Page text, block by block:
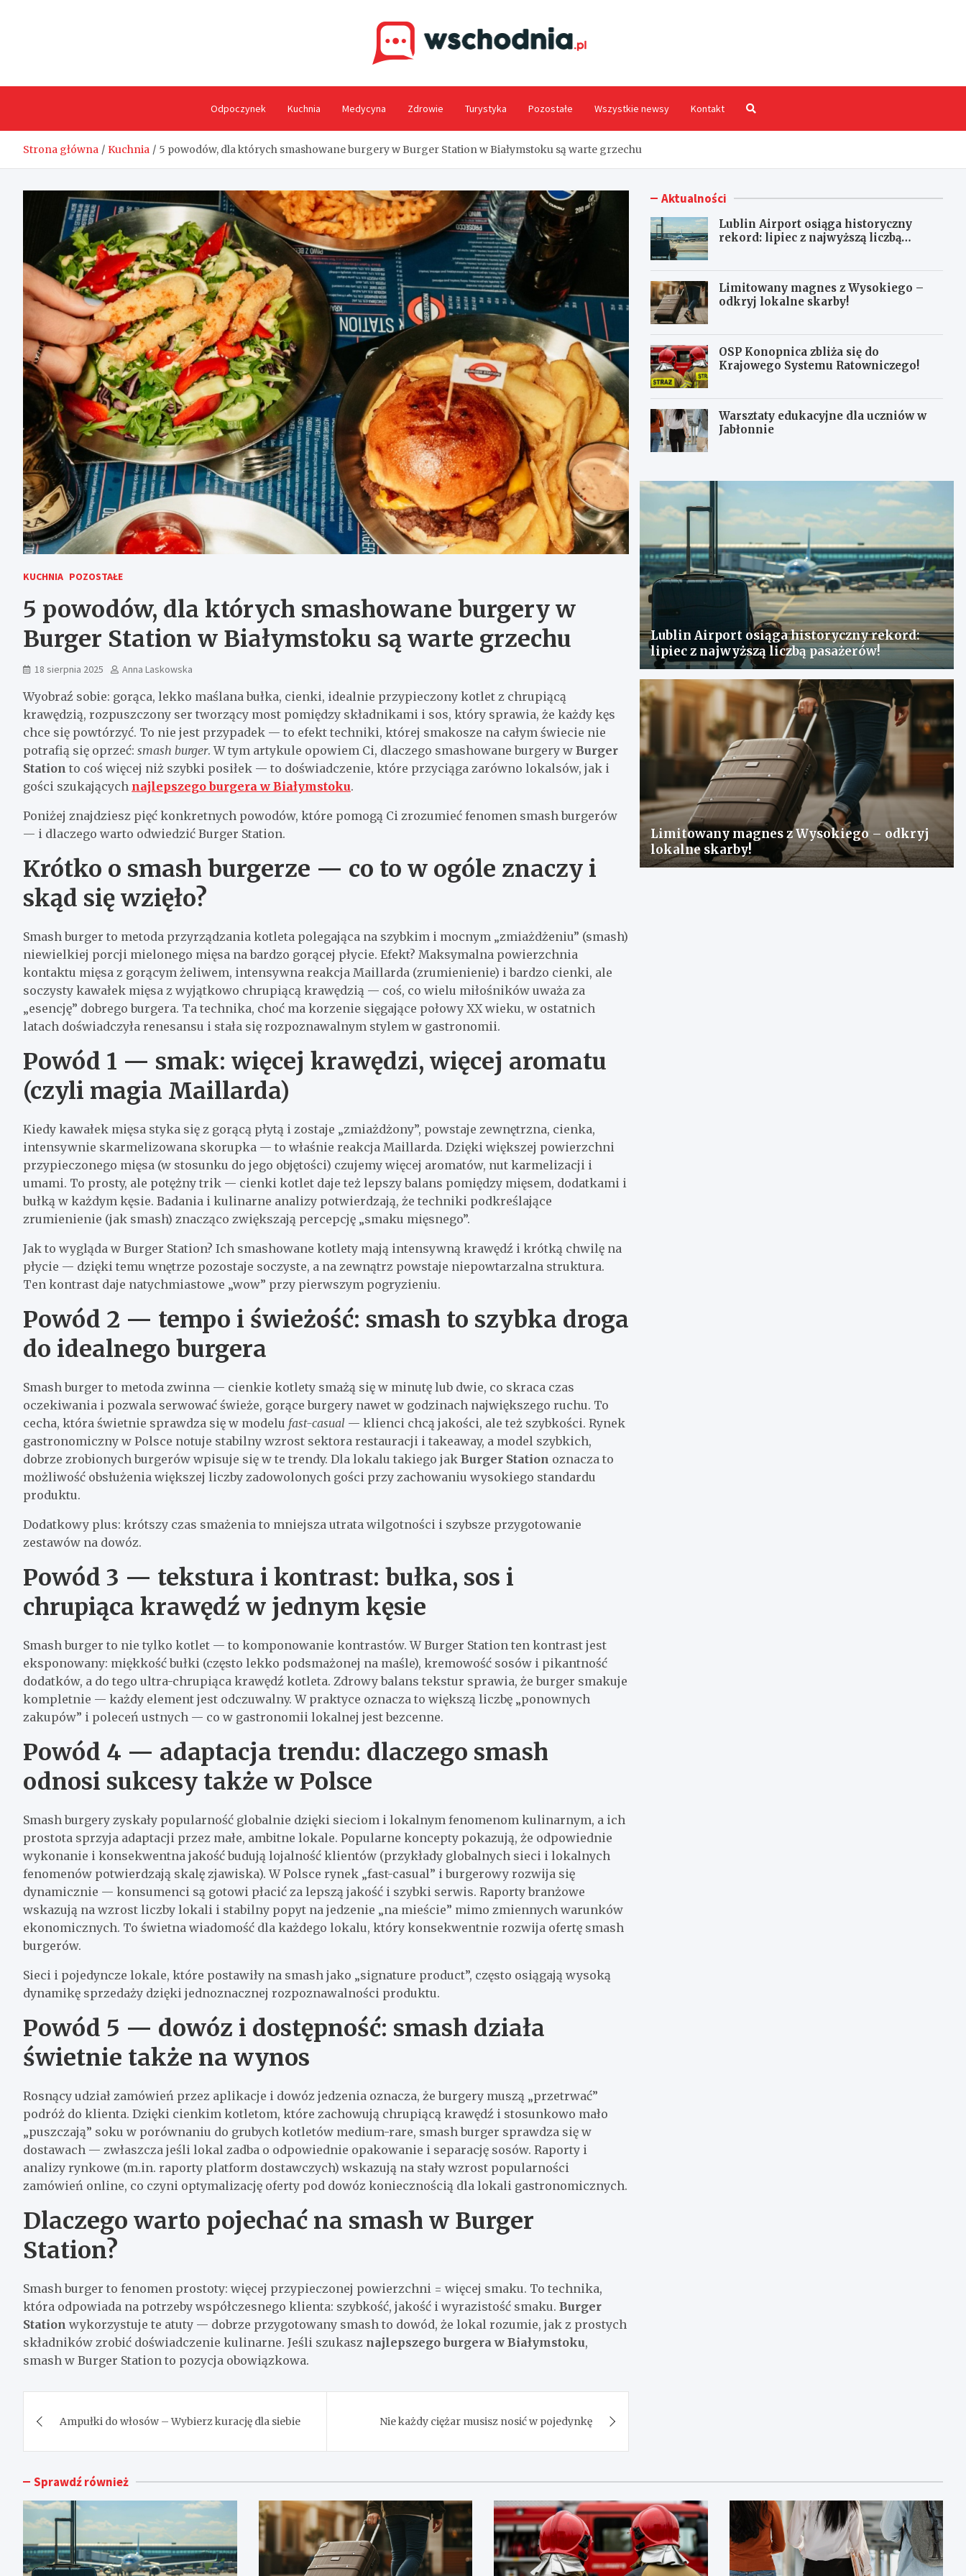
Odpoczynek Kuchnia Medycyna Zdrowie Turystyka Pozostałe Wszystkie newsy Kontakt
Strona główna Kuchnia 5 powodów, dla których smashowane burgery w Burger Station w Białymstoku są warte grzechu
KUCHNIA POZOSTAŁE
5 powodów, dla których smashowane burgery w
Burger Station w Białymstoku są warte grzechu
18 sierpnia 2025 Anna Laskowska
Wyobraź sobie: gorąca, lekko maślana bułka, cienki, idealnie przypieczony kotlet z chrupiącą
krawędzią, rozpuszczony ser tworzący most pomiędzy składnikami i sos, który sprawia, że każdy kęs
chce się powtórzyć. To nie jest przypadek — to efekt techniki, której smakosze na całym świecie nie
potrafią się oprzeć: smash burger. W tym artykule opowiem Ci, dlaczego smashowane burgery w Burger
Station to coś więcej niż szybki posiłek — to doświadczenie, które przyciąga zarówno lokalsów, jak i
gości szukających najlepszego burgera w Białymstoku.
Poniżej znajdziesz pięć konkretnych powodów, które pomogą Ci zrozumieć fenomen smash burgerów
— i dlaczego warto odwiedzić Burger Station.
Krótko o smash burgerze — co to w ogóle znaczy i
skąd się wzięło?
Smash burger to metoda przyrządzania kotleta polegająca na szybkim i mocnym „zmiażdżeniu” (smash)
niewielkiej porcji mielonego mięsa na bardzo gorącej płycie. Efekt? Maksymalna powierzchnia
kontaktu mięsa z gorącym żeliwem, intensywna reakcja Maillarda (zrumienienie) i bardzo cienki, ale
soczysty kawałek mięsa z wyjątkowo chrupiącą krawędzią — coś, co wielu miłośników uważa za
„esencję” dobrego burgera. Ta technika, choć ma korzenie sięgające połowy XX wieku, w ostatnich
latach doświadczyła renesansu i stała się rozpoznawalnym stylem w gastronomii.
Powód 1 — smak: więcej krawędzi, więcej aromatu
(czyli magia Maillarda)
Kiedy kawałek mięsa styka się z gorącą płytą i zostaje „zmiażdżony”, powstaje zewnętrzna, cienka,
intensywnie skarmelizowana skorupka — to właśnie reakcja Maillarda. Dzięki większej powierzchni
przypieczonego mięsa (w stosunku do jego objętości) czujemy więcej aromatów, nut karmelizacji i
umami. To prosty, ale potężny trik — cienki kotlet daje też lepszy balans pomiędzy mięsem, dodatkami i
bułką w każdym kęsie. Badania i kulinarne analizy potwierdzają, że techniki podkreślające
zrumienienie (jak smash) znacząco zwiększają percepcję „smaku mięsnego”.
Jak to wygląda w Burger Station? Ich smashowane kotlety mają intensywną krawędź i krótką chwilę na
płycie — dzięki temu wnętrze pozostaje soczyste, a na zewnątrz powstaje niepowtarzalna struktura.
Ten kontrast daje natychmiastowe „wow” przy pierwszym pogryzieniu.
Powód 2 — tempo i świeżość: smash to szybka droga
do idealnego burgera
Smash burger to metoda zwinna — cienkie kotlety smażą się w minutę lub dwie, co skraca czas
oczekiwania i pozwala serwować świeże, gorące burgery nawet w godzinach największego ruchu. To
cecha, która świetnie sprawdza się w modelu fast-casual — klienci chcą jakości, ale też szybkości. Rynek
gastronomiczny w Polsce notuje stabilny wzrost sektora restauracji i takeaway, a model szybkich,
dobrze zrobionych burgerów wpisuje się w te trendy. Dla lokalu takiego jak Burger Station oznacza to
możliwość obsłużenia większej liczby zadowolonych gości przy zachowaniu wysokiego standardu
produktu.
Dodatkowy plus: krótszy czas smażenia to mniejsza utrata wilgotności i szybsze przygotowanie
zestawów na dowóz.
Powód 3 — tekstura i kontrast: bułka, sos i
chrupiąca krawędź w jednym kęsie
Smash burger to nie tylko kotlet — to komponowanie kontrastów. W Burger Station ten kontrast jest
eksponowany: miękkość bułki (często lekko podsmażonej na maśle), kremowość sosów i pikantność
dodatków, a do tego ultra-chrupiąca krawędź kotleta. Zdrowy balans tekstur sprawia, że burger smakuje
kompletnie — każdy element jest odczuwalny. W praktyce oznacza to większą liczbę „ponownych
zakupów” i poleceń ustnych — co w gastronomii lokalnej jest bezcenne.
Powód 4 — adaptacja trendu: dlaczego smash
odnosi sukcesy także w Polsce
Smash burgery zyskały popularność globalnie dzięki sieciom i lokalnym fenomenom kulinarnym, a ich
prostota sprzyja adaptacji przez małe, ambitne lokale. Popularne koncepty pokazują, że odpowiednie
wykonanie i konsekwentna jakość budują lojalność klientów (przykłady globalnych sieci i lokalnych
fenomenów potwierdzają skalę zjawiska). W Polsce rynek „fast-casual” i burgerowy rozwija się
dynamicznie — konsumenci są gotowi płacić za lepszą jakość i szybki serwis. Raporty branżowe
wskazują na wzrost liczby lokali i stabilny popyt na jedzenie „na mieście” mimo zmiennych warunków
ekonomicznych. To świetna wiadomość dla każdego lokalu, który konsekwentnie rozwija ofertę smash
burgerów.
Sieci i pojedyncze lokale, które postawiły na smash jako „signature product”, często osiągają wysoką
dynamikę sprzedaży dzięki jednoznacznej rozpoznawalności produktu.
Powód 5 — dowóz i dostępność: smash działa
świetnie także na wynos
Rosnący udział zamówień przez aplikacje i dowóz jedzenia oznacza, że burgery muszą „przetrwać”
podróż do klienta. Dzięki cienkim kotletom, które zachowują chrupiącą krawędź i stosunkowo mało
„puszczają” soku w porównaniu do grubych kotletów medium-rare, smash burger sprawdza się w
dostawach — zwłaszcza jeśli lokal zadba o odpowiednie opakowanie i separację sosów. Raporty i
analizy rynkowe (m.in. raporty platform dostawczych) wskazują na stały wzrost popularności
zamówień online, co czyni optymalizację oferty pod dowóz koniecznością dla lokali gastronomicznych.
Dlaczego warto pojechać na smash w Burger
Station?
Smash burger to fenomen prostoty: więcej przypieczonej powierzchni = więcej smaku. To technika,
która odpowiada na potrzeby współczesnego klienta: szybkość, jakość i wyrazistość smaku. Burger
Station wykorzystuje te atuty — dobrze przygotowany smash to dowód, że lokal rozumie, jak z prostych
składników zrobić doświadczenie kulinarne. Jeśli szukasz najlepszego burgera w Białymstoku,
smash w Burger Station to pozycja obowiązkowa.
wpisu
Ampułki do włosów – Wybierz kurację dla siebie Nie każdy ciężar musisz nosić w pojedynkę
Aktualności
Lublin Airport osiąga historyczny
rekord: lipiec z najwyższą liczbą
Limitowany magnes z Wysokiego –
odkryj lokalne skarby!
OSP Konopnica zbliża się do
Krajowego Systemu Ratowniczego!
Warsztaty edukacyjne dla uczniów w
Jabłonnie
Lublin Airport osiąga historyczny rekord:
lipiec z najwyższą liczbą pasażerów!
Limitowany magnes z Wysokiego – odkryj
lokalne skarby!
Sprawdź również